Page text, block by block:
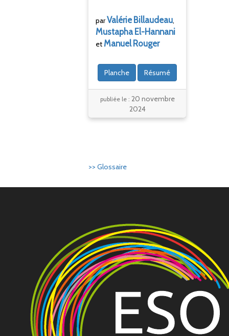
parValérie Billaudeau,
Mustapha El-Hannani
etManuel Rouger
Planche Résumé
publiée le : 20 novembre
2024
>> Glossaire